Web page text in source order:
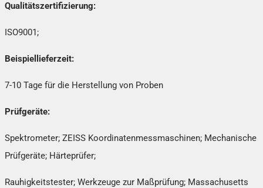
Qualitätszertifizierung:
ISO9001;
Beispiellieferzeit:
7-10 Tage für die Herstellung von Proben
Prüfgeräte:
Spektrometer; ZEISS Koordinatenmessmaschinen; Mechanische
Prüfgeräte; Härteprüfer;
Rauhigkeitstester; Werkzeuge zur Maßprüfung; Massachusetts